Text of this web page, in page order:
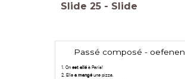
Slide 25 - Slide
Passé composé - oefenen
1. Onest alléà Paris!
2. Elle a mangéune pizza.